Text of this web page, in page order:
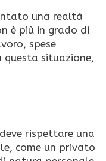
una realtà
è più in grado di
spese
questa situazione,
rispettare una
come un privato